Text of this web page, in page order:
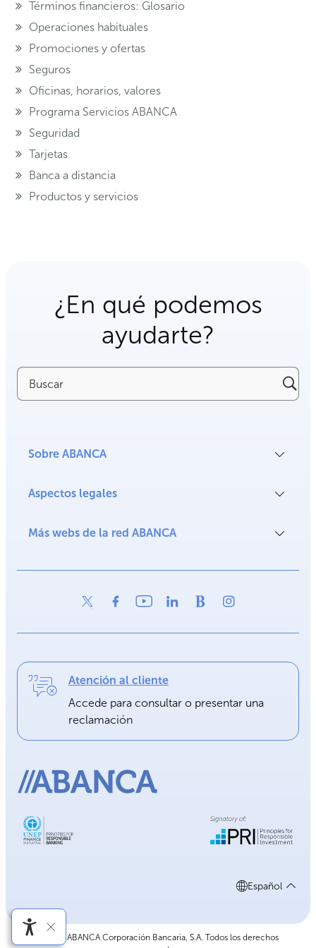
Términos financieros: Glosario
Operaciones habituales
Promociones y ofertas
Seguros
Oficinas, horarios, valores
Programa Servicios ABANCA
Seguridad
Tarjetas
Banca a distancia
Productos y servicios
¿En qué podemos
ayudarte?
Buscar
Sobre ABANCA
Aspectos legales
Más webs de la red ABANCA
Atención al cliente
Accede para consultar o presentar una
reclamación
Español
©2026 ABANCA Corporación Bancaria, S.A. Todos los derechos